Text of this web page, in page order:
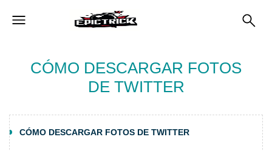
CÓMO DESCARGAR FOTOS
DE TWITTER
CÓMO DESCARGAR FOTOS DE TWITTER